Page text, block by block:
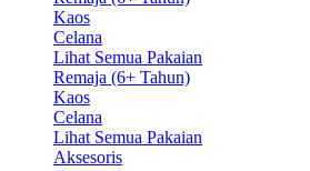
Kaos
Celana
Lihat Semua Pakaian
Remaja (6+ Tahun)
Kaos
Celana
Lihat Semua Pakaian
Aksesoris